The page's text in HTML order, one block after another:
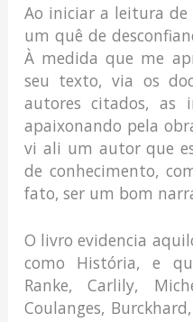
Ao iniciar a leitura de
um quê de
À medida que me
seu texto, via os
autores citados, as
apaixonando pela
vi ali um autor que
de conhecimento,
fato, ser um bom
O livro evidencia
como História, e
Ranke, Carlily,
Coulanges,